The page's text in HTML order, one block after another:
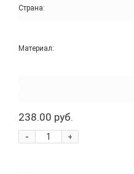
Страна:
Материал:
238.00 руб.
+
-